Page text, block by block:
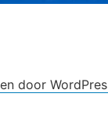
door